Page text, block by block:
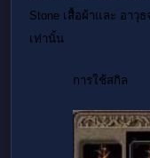
Stone เสื้อผ้าและ อาวุ
เท่านั้น
การใช้สกิล